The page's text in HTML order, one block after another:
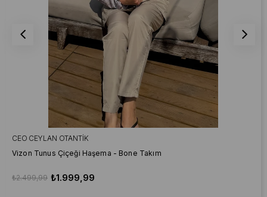
CEO CEYLAN OTANTIK
Vizon Tunus Çiçeği Haşema - Bone Takım
₺1.999,99
₺2.499,99